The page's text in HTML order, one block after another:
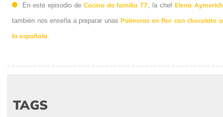
En este episodio de Cocina de familia T7 , la chef Elena Aymerich
también nos enseña a preparar unas Palmeras en flor con chocolate a
la española
TAGS